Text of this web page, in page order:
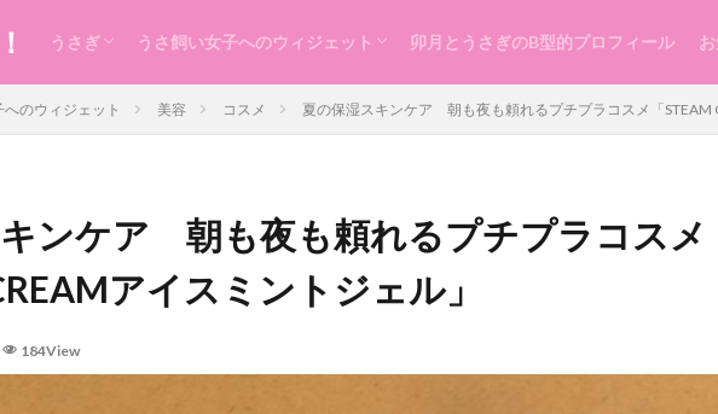
うさぎ うさ飼い女子へのウィジェット 卯月とうさぎのB型的プロフィール
へのウィジェット 美容 コスメ 夏の保湿スキンケア 朝も夜も頼れるプチプラコスメ「STEAM
ンケア 朝も夜も頼れるプチプラコスメ
アイスミントジェル」
184View